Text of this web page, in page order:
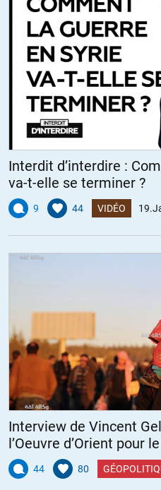
Interdit d’interdire :
va-t-elle se terminer ?
9 44 VIDÉO
Interview de Vincent
l’Oeuvre d’Orient pour
44 80